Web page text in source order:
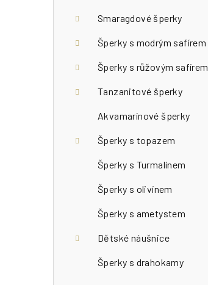
Smaragdové šperky
Šperky s modrým safírem
Šperky s růžovým safírem
Tanzanitové šperky
Akvamarínové šperky
Šperky s topazem
Šperky s Turmalínem
Šperky s olivínem
Šperky s ametystem
Dětské náušnice
Šperky s drahokamy